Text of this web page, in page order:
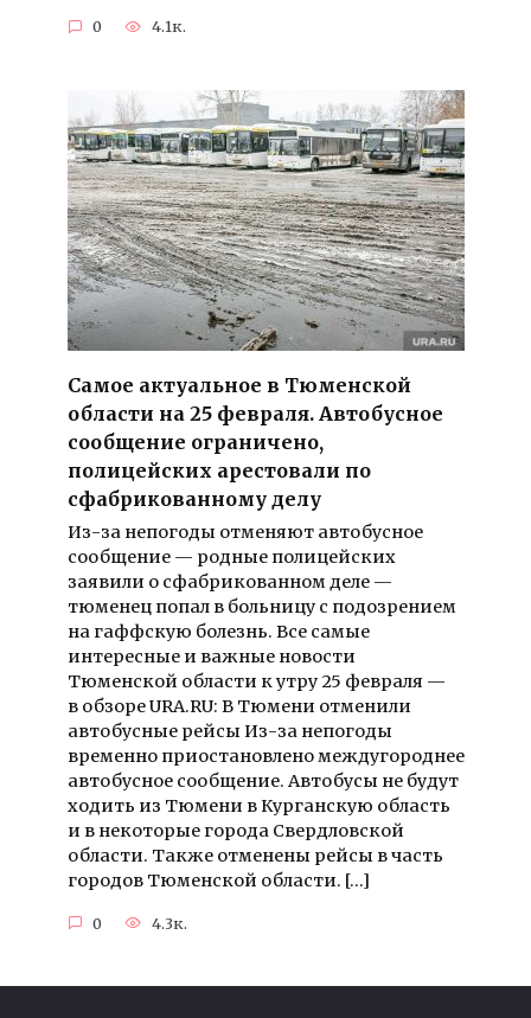
0 4.1к.
Самое актуальное в Тюменской
области на 25 февраля. Автобусное
сообщение ограничено,
полицейских арестовали по
сфабрикованному делу
Из-за непогоды отменяют автобусное
сообщение — родные полицейских
заявили о сфабрикованном деле —
тюменец попал в больницу с подозрением
на гаффскую болезнь. Все самые
интересные и важные новости
Тюменской области к утру 25 февраля —
в обзоре URA.RU: В Тюмени отменили
автобусные рейсы Из-за непогоды
временно приостановлено междугороднее
автобусное сообщение. Автобусы не будут
ходить из Тюмени в Курганскую область
и в некоторые города Свердловской
области. Также отменены рейсы в часть
городов Тюменской области. […]
0 4.3к.